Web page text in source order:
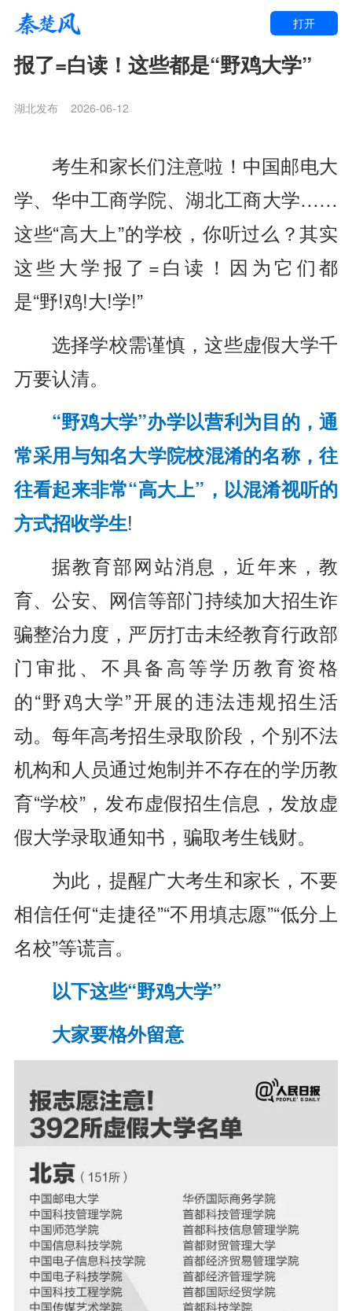
打开
报了=白读！这些都是“野鸡大学”
湖北发布 2026-06-12
考生和家长们注意啦！中国邮电大
学、华中工商学院、湖北工商大学……
这些“高大上”的学校，你听过么？其实
这些大学报了=白读！因为它们都
是“野!鸡!大!学!”
选择学校需谨慎，这些虚假大学千
万要认清。
“野鸡大学”办学以营利为目的，通
常采用与知名大学院校混淆的名称，往
往看起来非常“高大上”，以混淆视听的
方式招收学生!
据教育部网站消息，近年来，教
育、公安、网信等部门持续加大招生诈
骗整治力度，严厉打击未经教育行政部
门审批、不具备高等学历教育资格
的“野鸡大学”开展的违法违规招生活
动。每年高考招生录取阶段，个别不法
机构和人员通过炮制并不存在的学历教
育“学校”，发布虚假招生信息，发放虚
假大学录取通知书，骗取考生钱财。
为此，提醒广大考生和家长，不要
相信任何“走捷径”“不用填志愿”“低分上
名校”等谎言。
以下这些“野鸡大学”
大家要格外留意